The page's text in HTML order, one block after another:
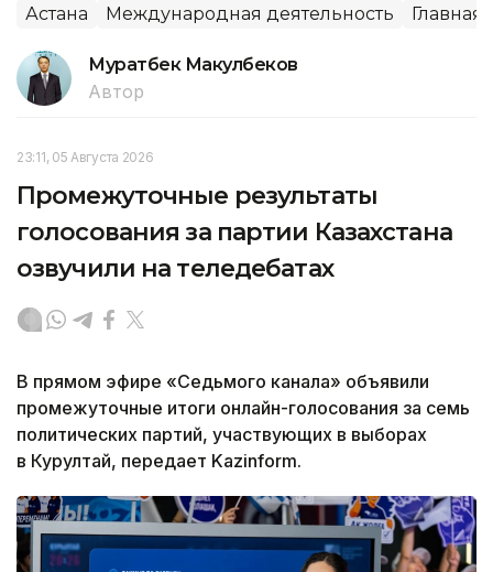
Астана Международная деятельность Главная
Муратбек Макулбеков
Автор
23:11, 05 Августа 2026
Промежуточные результаты
голосования за партии Казахстана
озвучили на теледебатах
В прямом эфире «Седьмого канала» объявили
промежуточные итоги онлайн-голосования за семь
политических партий, участвующих в выборах
в Курултай, передает Kazinform.